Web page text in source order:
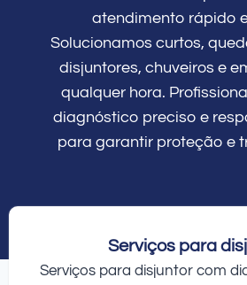
atendimento rápido
Solucionamos curtos,
disjuntores, chuveiros e
qualquer hora.
diagnóstico preciso e
para garantir proteção e
Serviços para
Serviços para disjuntor com